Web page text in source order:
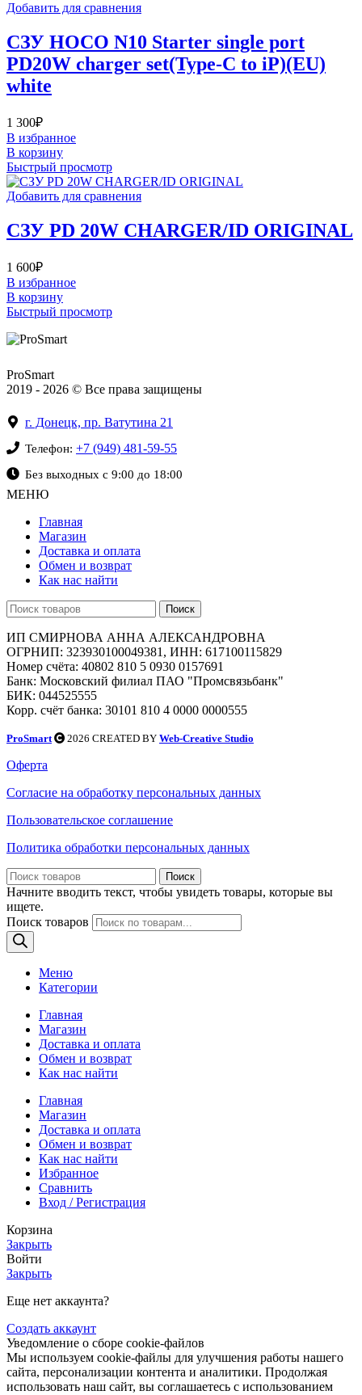
Добавить для сравнения
СЗУ HOCO N10 Starter single port
PD20W charger set(Type-C to iP)(EU)
white
1 300₽
В избранное
В корзину
Быстрый просмотр
Добавить для сравнения
СЗУ PD 20W CHARGER/ID ORIGINAL
1 600₽
В избранное
В корзину
Быстрый просмотр
ProSmart
2019 - 2026 © Все права защищены
г. Донецк, пр. Ватутина 21
Телефон: +7 (949) 481-59-55
Без выходных с 9:00 до 18:00
МЕНЮ
Главная
Магазин
Доставка и оплата
Обмен и возврат
Как нас найти
Поиск
ИП СМИРНОВА АННА АЛЕКСАНДРОВНА
ОГРНИП: 323930100049381, ИНН: 617100115829
Номер счёта: 40802 810 5 0930 0157691
Банк: Московский филиал ПАО "Промсвязьбанк"
БИК: 044525555
Корр. счёт банка: 30101 810 4 0000 0000555
ProSmart 2026 CREATED BY Web-Creative Studio
Оферта
Согласие на обработку персональных данных
Пользовательское соглашение
Политика обработки персональных данных
Поиск
Начните вводить текст, чтобы увидеть товары, которые вы
ищете.
Поиск товаров
Меню
Категории
Главная
Магазин
Доставка и оплата
Обмен и возврат
Как нас найти
Главная
Магазин
Доставка и оплата
Обмен и возврат
Как нас найти
Избранное
Сравнить
Вход / Регистрация
Корзина
Закрыть
Войти
Закрыть
Еще нет аккаунта?
Создать аккаунт
Уведомление о сборе cookie-файлов
Мы используем cookie-файлы для улучшения работы нашего
сайта, персонализации контента и аналитики. Продолжая
использовать наш сайт, вы соглашаетесь с использованием